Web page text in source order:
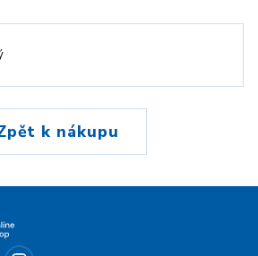
k nákupu